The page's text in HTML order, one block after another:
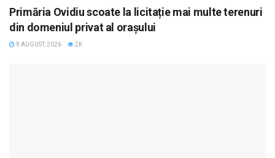
Primăria Ovidiu scoate la licitație mai multe terenuri
din domeniul privat al orașului
9 AUGUST, 2026 2K